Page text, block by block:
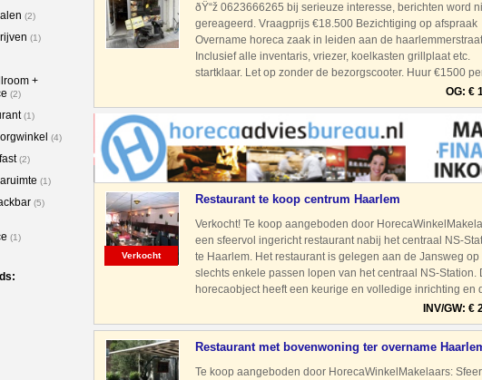
(2)
(1)
+
(2)
(1)
(4)
(2)
(1)
(5)
(1)
ðŸ“ž 0623666265 bij serieuze interesse, berichten word
gereageerd. Vraagprijs €18.500 Bezichtiging op afspraak
Overname horeca zaak in leiden aan de
Inclusief alle inventaris, vriezer, koelkasten grillplaat etc.
startklaar. Let op zonder de bezorgscooter. Huur €1500
OG: €
Verkocht
Restaurant te koop centrum Haarlem
Verkocht! Te koop aangeboden door
een sfeervol ingericht restaurant nabij het centraal NS-
te Haarlem. Het restaurant is gelegen aan de Jansweg op
slechts enkele passen lopen van het centraal NS-Station.
horecaobject heeft een keurige en volledige inrichting en
apparatuur verkeert in een goede staat van onderhou
INV/GW:
Restaurant met bovenwoning ter overname
Te koop aangeboden door HorecaWinkelMakelaars: